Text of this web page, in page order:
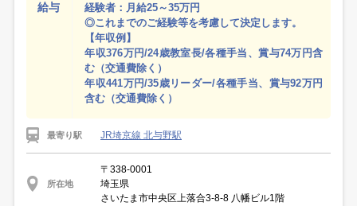
給与
経験者：月給25～35万円
◎これまでのご経験等を考慮して決定します。
【年収例】
年収376万円/24歳教室長/各種手当、賞与74万円含
む（交通費除く）
年収441万円/35歳リーダー/各種手当、賞与92万円
含む（交通費除く）
最寄り駅 JR埼京線 北与野駅
所在地
〒338-0001
埼玉県
さいたま市中央区上落合3-8-8 八幡ビル1階